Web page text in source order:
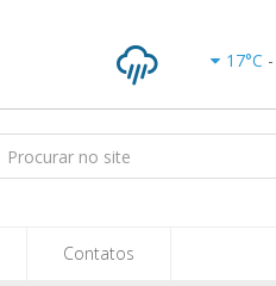
17°C -
Pesquisar:
Contatos